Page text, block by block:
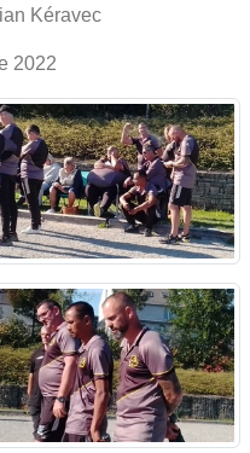
Kéravec
2022